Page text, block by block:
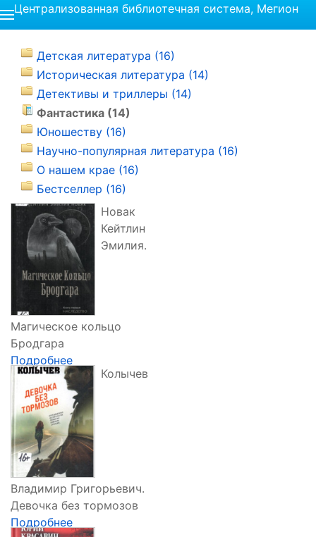
Централизованная библиотечная система, Мегион
Детская литература (16)
Историческая литература (14)
Детективы и триллеры (14)
Фантастика (14)
Юношеству (16)
Научно-популярная литература (16)
О нашем крае (16)
Бестселлер (16)
Новак
Кейтлин
Эмилия.
Магическое кольцо
Бродгара
Подробнее
Колычев
Владимир Григорьевич.
Девочка без тормозов
Подробнее